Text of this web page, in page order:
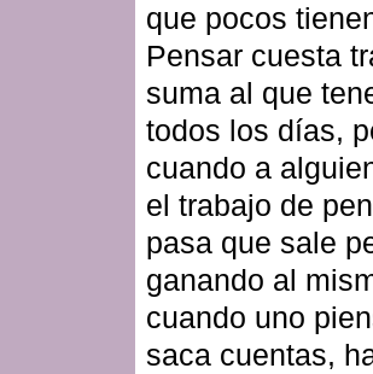
que pocos
Pensar cuesta
suma al que
todos los días,
cuando a
el trabajo de
pasa que sale
ganando al
cuando uno
saca cuentas,